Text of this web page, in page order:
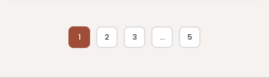
1 2 3 … 5